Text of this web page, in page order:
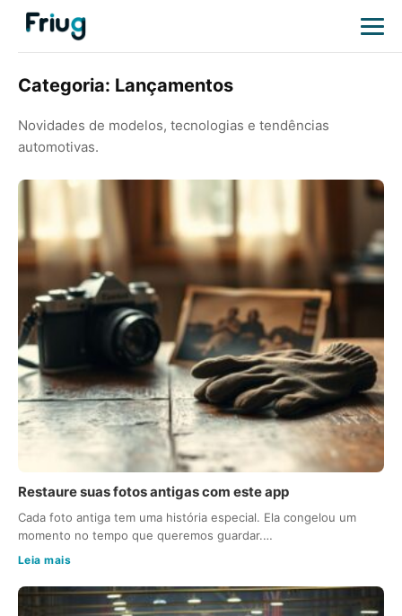
Categoria: Lançamentos
Novidades de modelos, tecnologias e tendências
automotivas.
Restaure suas fotos antigas com este app
Cada foto antiga tem uma história especial. Ela congelou um
momento no tempo que queremos guardar.…
Leia mais